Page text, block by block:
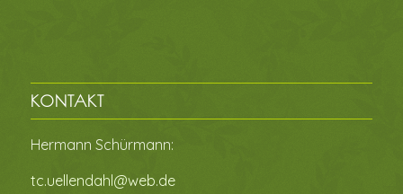
KONTAKT
Hermann Schürmann:
tc.uellendahl@web.de